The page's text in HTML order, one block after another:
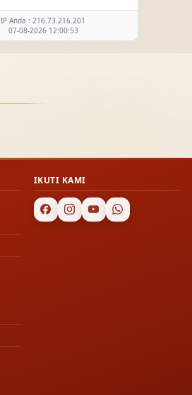
IP Anda : 216.73.216.201
07-08-2026 12:00:53
IKUTI KAMI